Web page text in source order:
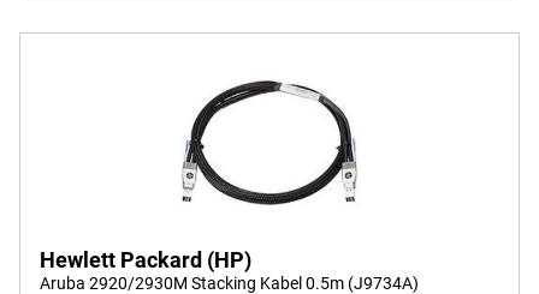
Aruba 2920/2930M Stacking Kabel 0.5m (J9734A)
Hewlett Packard (HP)